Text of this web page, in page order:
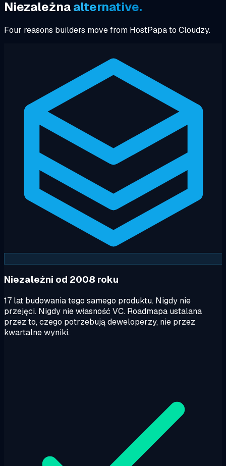
Niezależnaalternative.
Four reasons builders move from HostPapa to Cloudzy.
Niezależni od 2008 roku
17 lat budowania tego samego produktu. Nigdy nie
przejęci. Nigdy nie własność VC. Roadmapa ustalana
przez to, czego potrzebują deweloperzy, nie przez
kwartalne wyniki.